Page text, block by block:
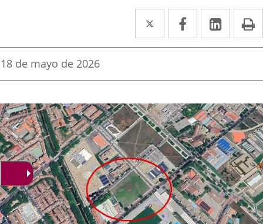
Twitter
Enlace
a
aplicación
externa.
Facebook
Enlace
a
aplicación
externa.
Enlace
a
Fecha
la
18 de mayo de 2026